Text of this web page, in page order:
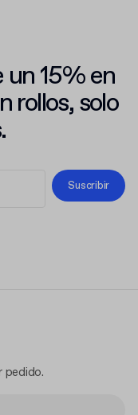
15% en
rollos, solo
Suscribir
pedido.